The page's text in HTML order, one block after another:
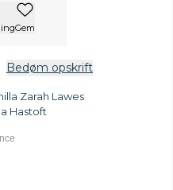
Gem
Bedøm opskrift
Zarah Lawes
Hastoft